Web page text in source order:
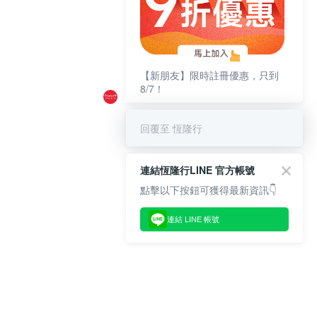
【新朋友】限時註冊優惠，只到
8/7！
回覆至 恆隆行
連結恆隆行LINE 官方帳號
點擊以下按鈕可獲得最新資訊👇
連結 LINE 帳號